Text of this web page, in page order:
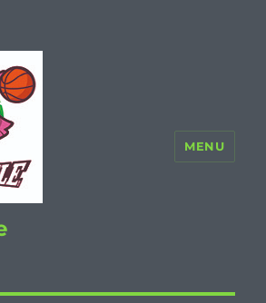
MENU